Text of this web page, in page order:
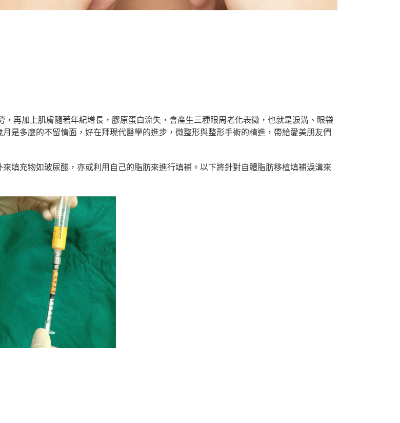
再加上肌膚隨著年紀增長，膠原蛋白流失，會產生三種眼周老化表徵，也就是淚溝、眼袋
是多麼的不留情面，好在拜現代醫學的進步，微整形與整形手術的精進，帶給愛美朋友們
填充物如玻尿酸，亦或利用自己的脂肪來進行填補。以下將針對自體脂肪移植填補淚溝來